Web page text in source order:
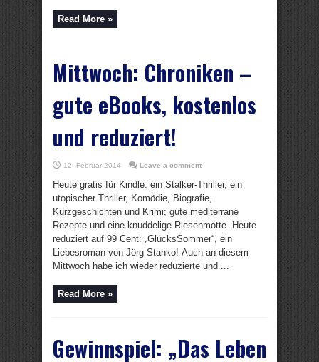
Read More »
Mittwoch: Chroniken –
gute eBooks, kostenlos
und reduziert!
12. Februar 2014 Leave a comment
Heute gratis für Kindle: ein Stalker-Thriller, ein
utopischer Thriller, Komödie, Biografie,
Kurzgeschichten und Krimi; gute mediterrane
Rezepte und eine knuddelige Riesenmotte. Heute
reduziert auf 99 Cent: „GlücksSommer“, ein
Liebesroman von Jörg Stanko! Auch an diesem
Mittwoch habe ich wieder reduzierte und ...
Read More »
Gewinnspiel: „Das Leben